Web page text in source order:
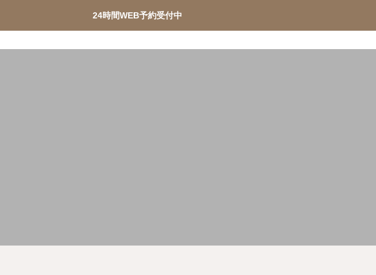
24時間WEB予約受付中